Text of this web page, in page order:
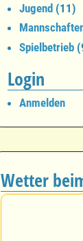
Jugend(11)
Spielbetrieb
Login
Anmelden
Wetter